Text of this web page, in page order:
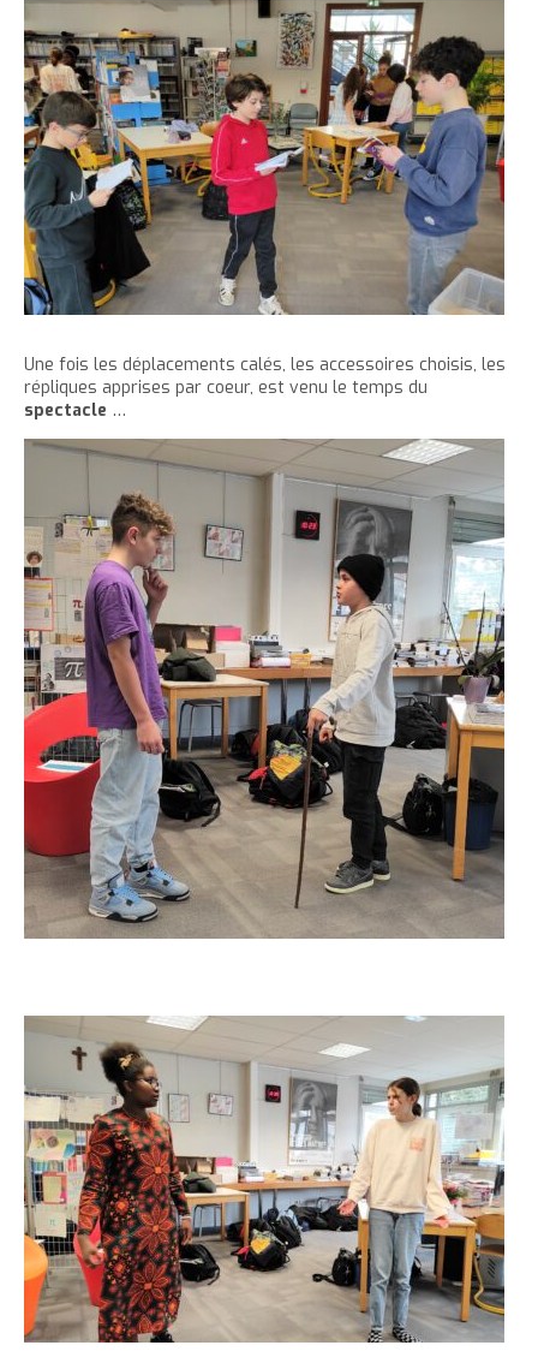
Une fois les déplacements calés, les accessoires choisis, les
répliques apprises par coeur, est venu le temps du
spectacle …